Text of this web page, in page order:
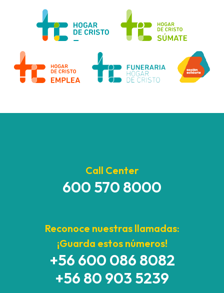
Call Center
600 570 8000
Reconoce nuestras llamadas:
¡Guarda estos números!
+56 600 086 8082
+56 80 903 5239